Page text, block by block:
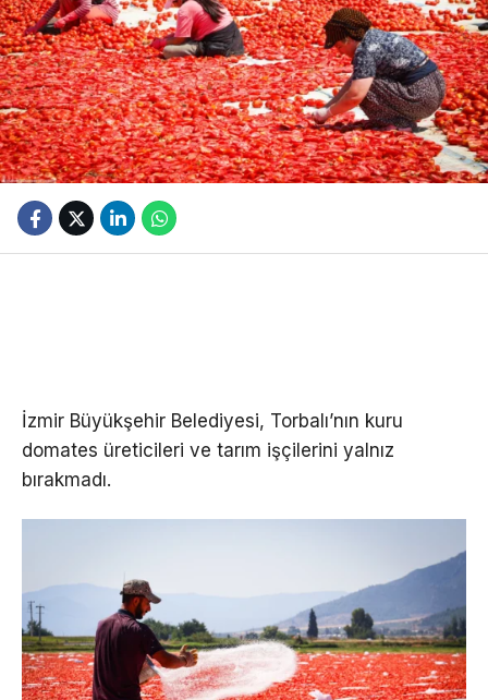
İzmir Büyükşehir Belediyesi, Torbalı’nın kuru
domates üreticileri ve tarım işçilerini yalnız
bırakmadı.